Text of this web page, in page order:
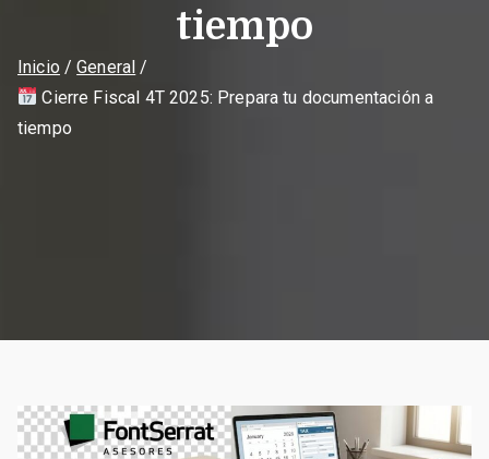
tiempo
Inicio
General
Cierre Fiscal 4T 2025: Prepara tu documentación a
tiempo